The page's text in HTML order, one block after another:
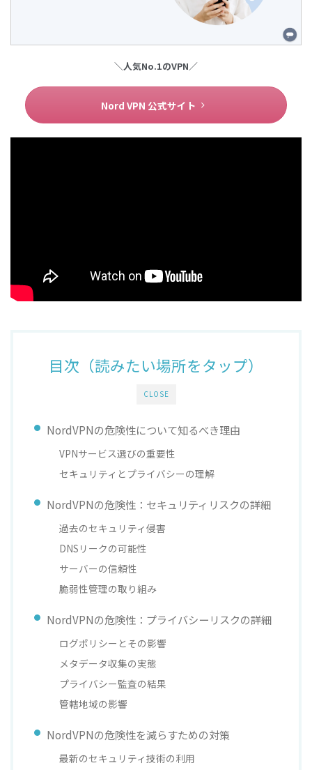
＼人気No.1のVPN／
Nord VPN 公式サイト
CLOSE
目次（読みたい場所をタップ）
NordVPNの危険性について知るべき理由
VPNサービス選びの重要性
セキュリティとプライバシーの理解
NordVPNの危険性：セキュリティリスクの詳細
過去のセキュリティ侵害
DNSリークの可能性
サーバーの信頼性
脆弱性管理の取り組み
NordVPNの危険性：プライバシーリスクの詳細
ログポリシーとその影響
メタデータ収集の実態
プライバシー監査の結果
管轄地域の影響
NordVPNの危険性を減らすための対策
最新のセキュリティ技術の利用